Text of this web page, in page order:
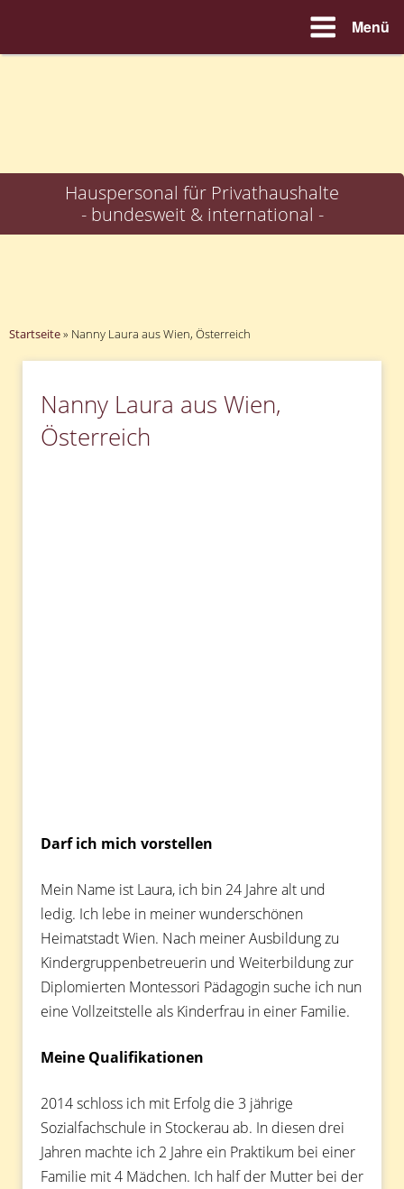
Menü
Hauspersonal für Privathaushalte
- bundesweit & international -
Startseite» Nanny Laura aus Wien, Österreich
Nanny Laura aus Wien,
Österreich
Darf ich mich vorstellen
Mein Name ist Laura, ich bin 24 Jahre alt und
ledig. Ich lebe in meiner wunderschönen
Heimatstadt Wien. Nach meiner Ausbildung zu
Kindergruppenbetreuerin und Weiterbildung zur
Diplomierten Montessori Pädagogin suche ich nun
eine Vollzeitstelle als Kinderfrau in einer Familie.
Meine Qualifikationen
2014 schloss ich mit Erfolg die 3 jährige
Sozialfachschule in Stockerau ab. In diesen drei
Jahren machte ich 2 Jahre ein Praktikum bei einer
Familie mit 4 Mädchen. Ich half der Mutter bei der